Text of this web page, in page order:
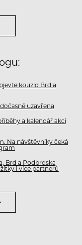
kouzlo Brd a
uzavřena
a kalendář akcí
Na návštěvníky čeká
Brd a Podbrdska
i více partnerů